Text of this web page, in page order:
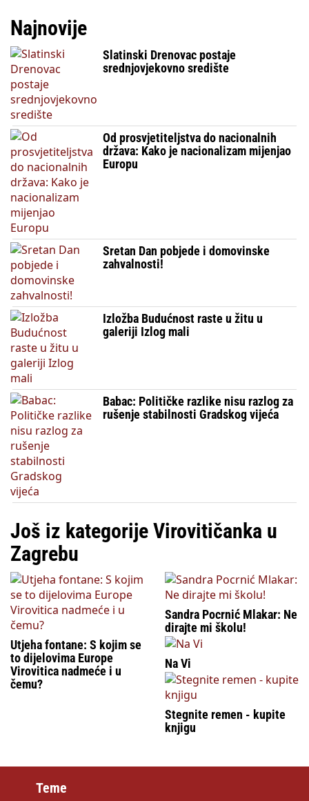
Najnovije
Slatinski Drenovac postaje
srednjovjekovno središte
Od prosvjetiteljstva do nacionalnih
država: Kako je nacionalizam mijenjao
Europu
Sretan Dan pobjede i domovinske
zahvalnosti!
Izložba Budućnost raste u žitu u
galeriji Izlog mali
Babac: Političke razlike nisu razlog za
rušenje stabilnosti Gradskog vijeća
Još iz kategorije Virovitičanka u
Zagrebu
Utjeha fontane: S kojim se
to dijelovima Europe
Virovitica nadmeće i u
čemu?
Sandra Pocrnić Mlakar: Ne
dirajte mi školu!
Na Vi
Stegnite remen - kupite
knjigu
Teme